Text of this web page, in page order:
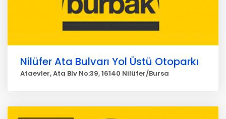
Nilüfer Ata Bulvarı Yol Üstü Otoparkı
Ataevler, Ata Blv No:39, 16140 Nilüfer/Bursa